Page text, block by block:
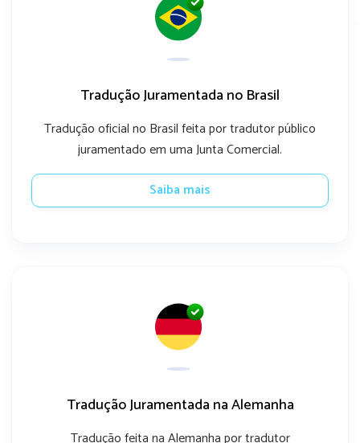
Tradução Juramentada no Brasil
Tradução oficial no Brasil feita por tradutor público
juramentado em uma Junta Comercial.
Saiba mais
Tradução Juramentada na Alemanha
Tradução feita na Alemanha por tradutor